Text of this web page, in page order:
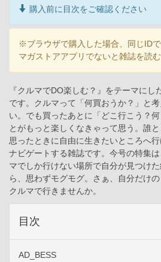
購入前に目次をご確認ください
※ブラウザで購入した場合、同じID
マガストアアプリでないと雑誌を読
『クルマでDO楽しむ？』をテーマに
です。クルマって「何買おうか？」と
い。でも買ったあとに「どこ行こう？
とがもっと楽しくなきゃって思う。誰
思ったときに自由に生きたいところへ
ナビゲートする雑誌です。今号の特集
マでしか行けない場所で自分が見つけ
ら、思わずモグモグ。さぁ、自分だけ
クルマで行きませんか。
目次
AD_BESS